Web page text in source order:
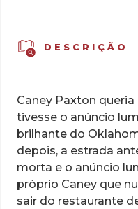
DESCRIÇÃO
Caney Paxton
tivesse o anúncio
brilhante do
depois, a estrada
morta e o anúncio
próprio Caney que
sair do restaurante